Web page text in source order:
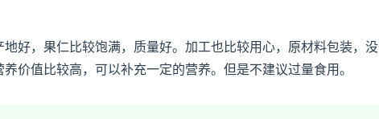
好，果仁比较饱满，质量好。加工也比较用心，原材料包装，没
价值比较高，可以补充一定的营养。但是不建议过量食用。